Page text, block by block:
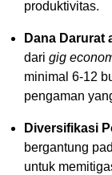
produktivitas.
Dana Darurat
dari gig
minimal 6-12
pengaman
Diversifikasi
bergantung
untuk